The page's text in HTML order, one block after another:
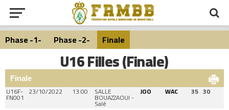
Phase -1- Phase -2- Finale
U16 Filles (Finale)
Finale
U16F-
FN001
23/10/2022 13:00 SALLE
BOUAZZAOUI -
Salé
JOO WAC 35 30